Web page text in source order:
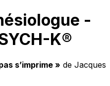
-
K®
s’imprime » de Jacques